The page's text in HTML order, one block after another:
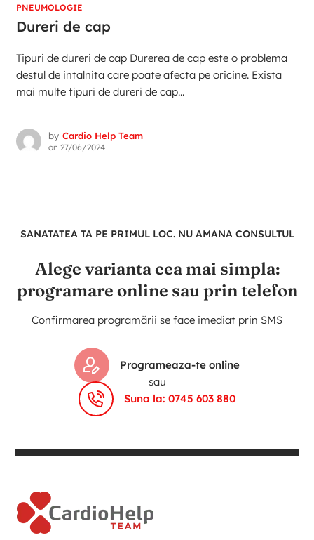
PNEUMOLOGIE
Dureri de cap
Tipuri de dureri de cap Durerea de cap este o problema
destul de intalnita care poate afecta pe oricine. Exista
mai multe tipuri de dureri de cap...
by Cardio Help Team
on 27/06/2024
SANATATEA TA PE PRIMUL LOC. NU AMANA CONSULTUL
Alege varianta cea mai simpla:
programare online sau prin telefon
Confirmarea programării se face imediat prin SMS
Programeaza-te online
sau
Suna la: 0745 603 880